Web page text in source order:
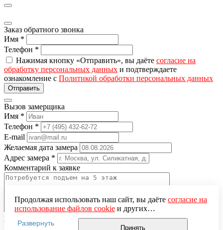
Заказ обратного звонка
Имя *
Телефон *
Нажимая кнопку «Отправить», вы даёте согласие на
обработку персональных данных и подтверждаете
ознакомление с Политикой обработки персональных данных
Вызов замерщика
Имя *
Телефон *
E-mail
Желаемая дата замера
Адрес замера *
Комментарий к заявке
Понравившаяся модель
Продолжая использовать наш сайт, вы даёте согласие на
использование файлов cookieи других
пользовательских данных (включая IP-адрес, сведения о
местоположении, устройстве, действиях на сайте и т. п.)
Развернуть
Принять